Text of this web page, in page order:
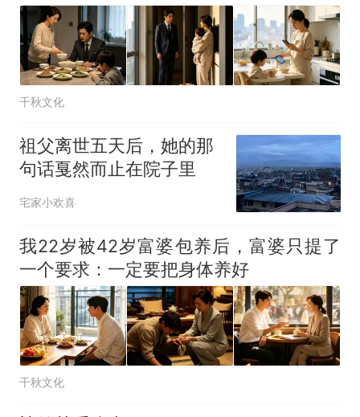
千秋文化
祖父离世五天后，她的那
句话戛然而止在院子里
宅家小欢喜
我22岁被42岁富婆包养后，富婆只提了
一个要求：一定要把身体养好
千秋文化